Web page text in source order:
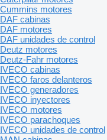
Cummins motores
DAF cabinas
DAF motores
DAF unidades de control
Deutz motores
Deutz-Fahr motores
IVECO cabinas
IVECO faros delanteros
IVECO generadores
IVECO inyectores
IVECO motores
IVECO parachoques
IVECO unidades de control